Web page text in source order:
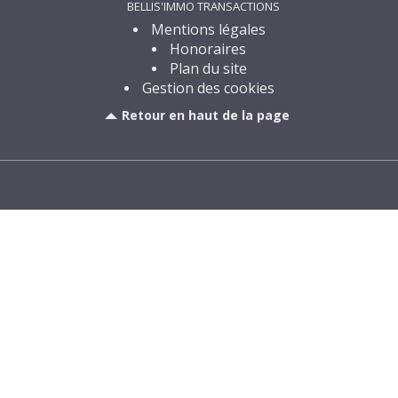
BELLIS'IMMO TRANSACTIONS
Mentions légales
Honoraires
Plan du site
Gestion des cookies
Retour en haut de la page